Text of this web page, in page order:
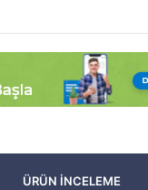
Ol
ÜRÜN İNCELEME